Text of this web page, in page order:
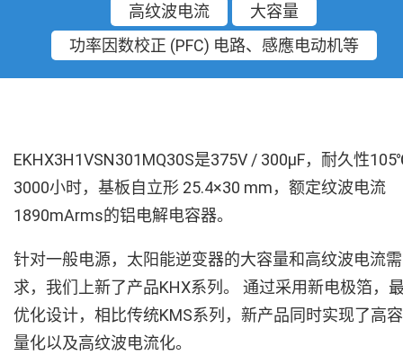
高纹波电流
大容量
功率因数校正 (PFC) 电路、感應电动机等
EKHX3H1VSN301MQ30S是375V / 300µF，耐久性
3000小时，基板自立形 25.4×30 mm，额定纹波电流
1890mArms的铝电解电容器。
针对一般电源，太阳能逆变器的大容量和高纹波电流需
求，我们上新了产品KHX系列。 通过采用新电极箔，
优化设计，相比传统KMS系列，新产品同时实现了高容
量化以及高纹波电流化。